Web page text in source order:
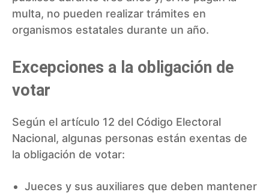
multa, no pueden realizar trámites en
organismos estatales durante un año.
Excepciones a la obligación de
votar
Según el artículo 12 del Código Electoral
Nacional, algunas personas están exentas de
la obligación de votar:
Jueces y sus auxiliares que deben mantener